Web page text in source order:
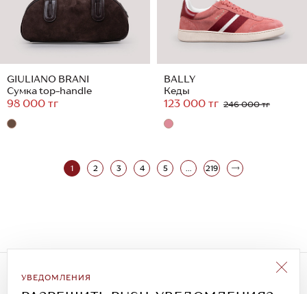
GIULIANO BRANI
Сумка top-handle
98 000 тг
BALLY
Кеды
123 000 тг 246 000 тг
1 2 3 4 5 ... 219
УВЕДОМЛЕНИЯ
Подписаться на рассылку